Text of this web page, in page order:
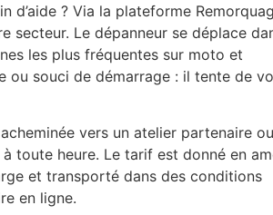
d’aide ? Via la plateforme
secteur. Le dépanneur se déplace
les plus fréquentes sur moto et
ou souci de démarrage : il tente de
vers un atelier partenaire ou
toute heure. Le tarif est donné en
et transporté dans des conditions
en ligne.